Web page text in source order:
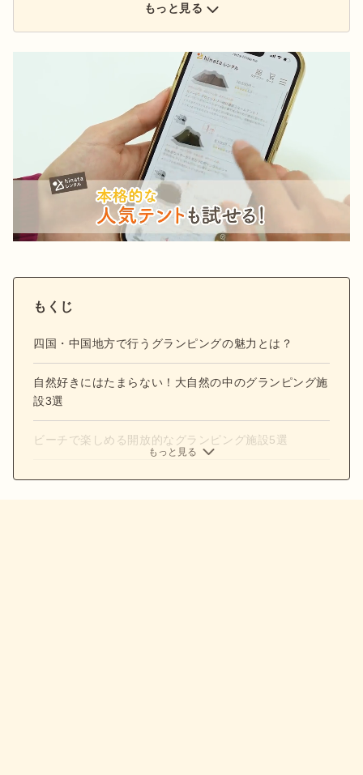
た、アウトドアの最新情報をお届けします。
もっと見る
もくじ
四国・中国地方で行うグランピングの魅力とは？
自然好きにはたまらない！大自然の中のグランピング施
設3選
ビーチで楽しめる開放的なグランピング施設5選
もっと見る